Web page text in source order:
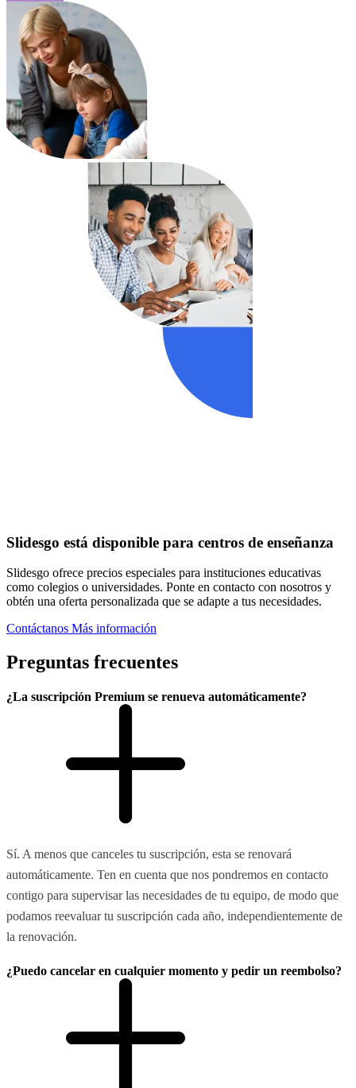
Slidesgo está disponible para centros de enseñanza
Slidesgo ofrece precios especiales para instituciones educativas
como colegios o universidades. Ponte en contacto con nosotros y
obtén una oferta personalizada que se adapte a tus necesidades.
Contáctanos Más información
Preguntas frecuentes
¿La suscripción Premium se renueva automáticamente?
Sí. A menos que canceles tu suscripción, esta se renovará
automáticamente. Ten en cuenta que nos pondremos en contacto
contigo para supervisar las necesidades de tu equipo, de modo que
podamos reevaluar tu suscripción cada año, independientemente de
la renovación.
¿Puedo cancelar en cualquier momento y pedir un reembolso?